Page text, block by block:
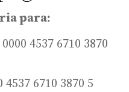
para:
4537 6710 3870
6710 3870 5